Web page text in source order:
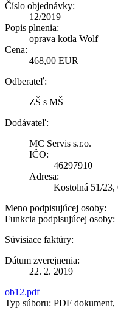
Číslo objednávky:
12/2019
Popis plnenia:
oprava kotla Wolf
Cena:
468,00 EUR
Odberateľ:
ZŠ s MŠ
Dodávateľ:
MC Servis s.r.o.
IČO:
46297910
Adresa:
Kostolná 51/23,
Meno podpisujúcej osoby:
Funkcia podpisujúcej osoby:
Súvisiace faktúry:
Dátum zverejnenia:
22. 2. 2019
ob12.pdf
Typ súboru: PDF